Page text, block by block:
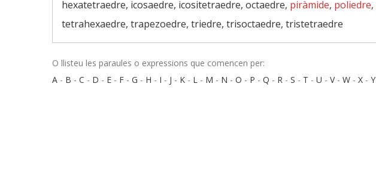
hexatetraedre, icosaedre, icositetraedre, octaedre, piràmide, poliedre,
tetrahexaedre, trapezoedre, triedre, trisoctaedre, tristetraedre
O llisteu les paraules o expressions que comencen per:
A - B - C - D - E - F - G - H - I - J - K - L - M - N - O - P - Q - R - S - T - U - V- W - X - Y